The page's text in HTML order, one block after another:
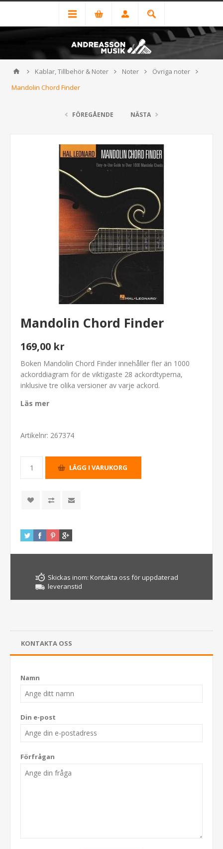
Kablar, Tillbehör & Noter Noter
Övriga noter
Mandolin Chord Finder
FÖREGÅENDE NÄSTA
Mandolin Chord Finder
169,00 kr
Boken Mandolin Chord Finder innehåller fler än 1000
ackorddiagram för de viktigaste 28 ackordtyperna,
inklusive tre olika versioner av varje ackord.
Läs mer
Artikelnr: 267374
Skickas inom: Kontakta oss för uppdaterad
leveranstid
KONTAKTA OSS
Namn
Din e-post
Förfrågan